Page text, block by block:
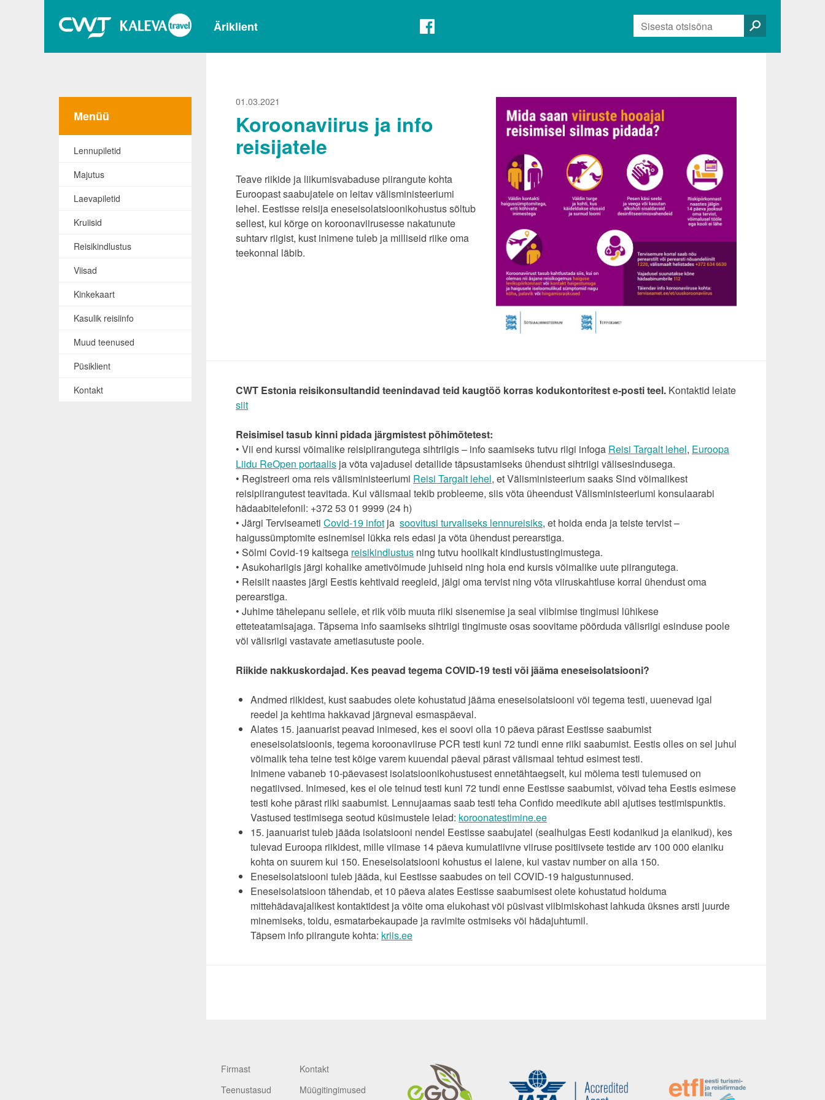
Otsi:
Äriklient
Menüü
Lennupiletid
Majutus
Laevapiletid
Kruiisid
Reisikindlustus
Viisad
Kinkekaart
Kasulik reisiinfo
Muud teenused
Püsiklient
Kontakt
01.03.2021
Koroonaviirus ja info
reisijatele
Teave riikide ja liikumisvabaduse piirangute kohta
Euroopast saabujatele on leitav välisministeeriumi
lehel. Eestisse reisija eneseisolatsioonikohustus sõltub
sellest, kui kõrge on koroonaviirusesse nakatunute
suhtarv riigist, kust inimene tuleb ja milliseid riike oma
teekonnal läbib.
CWT Estonia reisikonsultandid teenindavad teid kaugtöö korras kodukontoritest e-posti teel. Kontaktid leiate
siit
Reisimisel tasub kinni pidada järgmistest põhimõtetest:
• Vii end kurssi võimalike reisipiirangutega sihtriigis – info saamiseks tutvu riigi infoga Reisi Targalt lehel, Euroopa
Liidu ReOpen portaalis ja võta vajadusel detailide täpsustamiseks ühendust sihtriigi välisesindusega.
• Registreeri oma reis välisministeeriumi Reisi Targalt lehel, et Välisministeerium saaks Sind võimalikest
reisipiirangutest teavitada. Kui välismaal tekib probleeme, siis võta üheendust Välisministeeriumi konsulaarabi
hädaabitelefonil: +372 53 01 9999 (24 h)
• Järgi Terviseameti Covid-19 infot ja soovitusi turvaliseks lennureisiks, et hoida enda ja teiste tervist –
haigussümptomite esinemisel lükka reis edasi ja võta ühendust perearstiga.
• Sõlmi Covid-19 kaitsega reisikindlustus ning tutvu hoolikalt kindlustustingimustega.
• Asukohariigis järgi kohalike ametivõimude juhiseid ning hoia end kursis võimalike uute piirangutega.
• Reisilt naastes järgi Eestis kehtivaid reegleid, jälgi oma tervist ning võta viiruskahtluse korral ühendust oma
perearstiga.
• Juhime tähelepanu sellele, et riik võib muuta riiki sisenemise ja seal viibimise tingimusi lühikese
etteteatamisajaga. Täpsema info saamiseks sihtriigi tingimuste osas soovitame pöörduda välisriigi esinduse poole
või välisriigi vastavate ametiasutuste poole.
Riikide nakkuskordajad. Kes peavad tegema COVID-19 testi või jääma eneseisolatsiooni?
Andmed riikidest, kust saabudes olete kohustatud jääma eneseisolatsiooni või tegema testi, uuenevad igal
reedel ja kehtima hakkavad järgneval esmaspäeval.
Alates 15. jaanuarist peavad inimesed, kes ei soovi olla 10 päeva pärast Eestisse saabumist
eneseisolatsioonis, tegema koroonaviiruse PCR testi kuni 72 tundi enne riiki saabumist. Eestis olles on sel juhul
võimalik teha teine test kõige varem kuuendal päeval pärast välismaal tehtud esimest testi.
Inimene vabaneb 10-päevasest isolatsioonikohustusest ennetähtaegselt, kui mõlema testi tulemused on
negatiivsed. Inimesed, kes ei ole teinud testi kuni 72 tundi enne Eestisse saabumist, võivad teha Eestis esimese
testi kohe pärast riiki saabumist. Lennujaamas saab testi teha Confido meedikute abil ajutises testimispunktis.
Vastused testimisega seotud küsimustele leiad: koroonatestimine.ee
15. jaanuarist tuleb jääda isolatsiooni nendel Eestisse saabujatel (sealhulgas Eesti kodanikud ja elanikud), kes
tulevad Euroopa riikidest, mille viimase 14 päeva kumulatiivne viiruse positiivsete testide arv 100 000 elaniku
kohta on suurem kui 150. Eneseisolatsiooni kohustus ei laiene, kui vastav number on alla 150.
Eneseisolatsiooni tuleb jääda, kui Eestisse saabudes on teil COVID-19 haigustunnused.
Eneseisolatsioon tähendab, et 10 päeva alates Eestisse saabumisest olete kohustatud hoiduma
mittehädavajalikest kontaktidest ja võite oma elukohast või püsivast viibimiskohast lahkuda üksnes arsti juurde
minemiseks, toidu, esmatarbekaupade ja ravimite ostmiseks või hädajuhtumil.
Täpsem info piirangute kohta: kriis.ee
Firmast
Kontakt
Teenustasud
Müügitingimused